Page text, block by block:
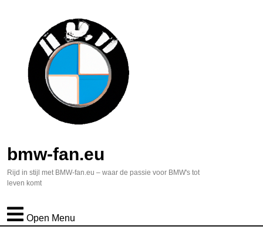
bmw-fan.eu
Rijd in stijl met BMW-fan.eu – waar de passie voor BMW's tot
leven komt
Open Menu